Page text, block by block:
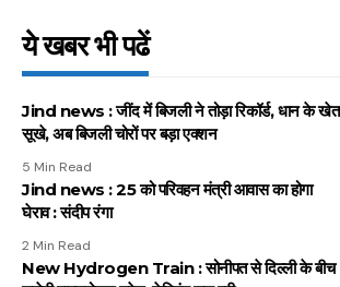
ये खबर भी पढें
Jind news : जींद में बिजली ने तोड़ा रिकॉर्ड, धान के खेत
सूखे, अब बिजली चोरों पर बड़ा एक्शन
5 Min Read
Jind news : 25 को परिवहन मंत्री आवास का होगा
घेराव : संदीप रंगा
2 Min Read
New Hydrogen Train : सोनीपत से दिल्ली के बीच